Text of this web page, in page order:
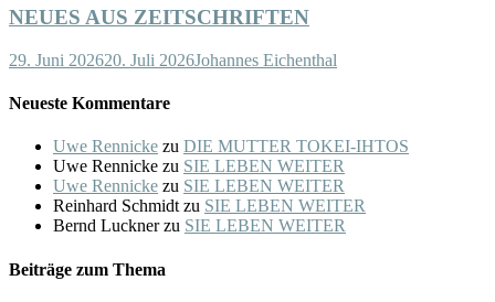
NEUES AUS ZEITSCHRIFTEN
29. Juni 202620. Juli 2026Johannes Eichenthal
Neueste Kommentare
Uwe Rennicke zu DIE MUTTER TOKEI-IHTOS
Uwe Rennicke zu SIE LEBEN WEITER
Uwe Rennicke zu SIE LEBEN WEITER
Reinhard Schmidtzu SIE LEBEN WEITER
Bernd Lucknerzu SIE LEBEN WEITER
Beiträge zum Thema